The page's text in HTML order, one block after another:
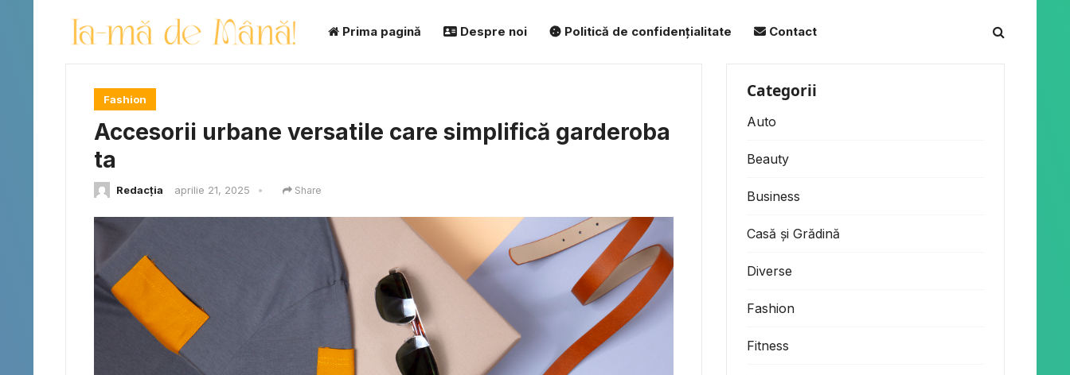
Prima pagină Despre noi Politică de confidențialitate Contact
Fashion
Accesorii urbane versatile care simplifică garderoba
ta
Redacția aprilie 21, 2025 • Share
Categorii
Auto
Beauty
Business
Casă și Grădină
Diverse
Fashion
Fitness